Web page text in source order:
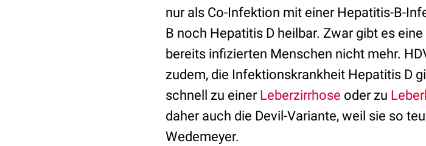
nur als Co-Infektion mit einer Hepatitis-B-
B noch Hepatitis D heilbar. Zwar gibt es
bereits infizierten Menschen nicht mehr.
zudem, die Infektionskrankheit Hepatitis D
schnell zu einer Leberzirrhose oder zu
daher auch die Devil-Variante, weil sie so
Wedemeyer.